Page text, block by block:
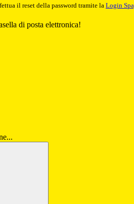
il reset della password tramite la Login
di posta elettronica!